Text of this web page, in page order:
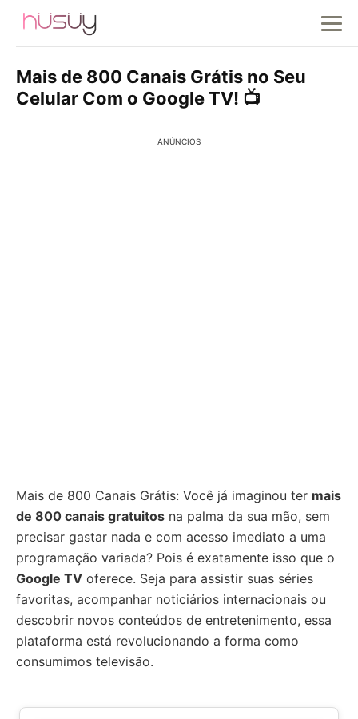
Mais de 800 Canais Grátis no Seu
Celular Com o Google TV! 📺
ANÚNCIOS
Mais de 800 Canais Grátis: Você já imaginou ter mais
de 800 canais gratuitos na palma da sua mão, sem
precisar gastar nada e com acesso imediato a uma
programação variada? Pois é exatamente isso que o
Google TV oferece. Seja para assistir suas séries
favoritas, acompanhar noticiários internacionais ou
descobrir novos conteúdos de entretenimento, essa
plataforma está revolucionando a forma como
consumimos televisão.